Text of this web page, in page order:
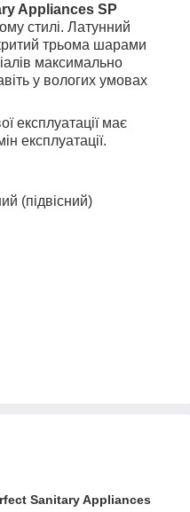
Appliances SP
стилі. Латунний
трьома шарами
максимально
у вологих умовах
експлуатації має
експлуатації.
(підвісний)
Sanitary Appliances